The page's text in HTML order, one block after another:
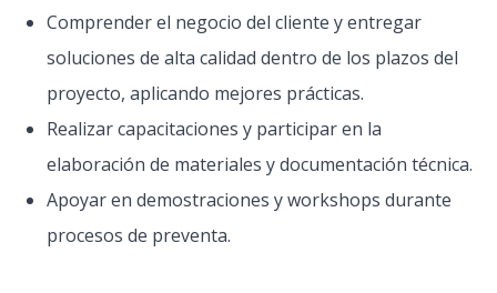
Comprender el negocio del cliente y entregar
soluciones de alta calidad dentro de los plazos del
proyecto, aplicando mejores prácticas.
Realizar capacitaciones y participar en la
elaboración de materiales y documentación técnica.
Apoyar en demostraciones y workshops durante
procesos de preventa.